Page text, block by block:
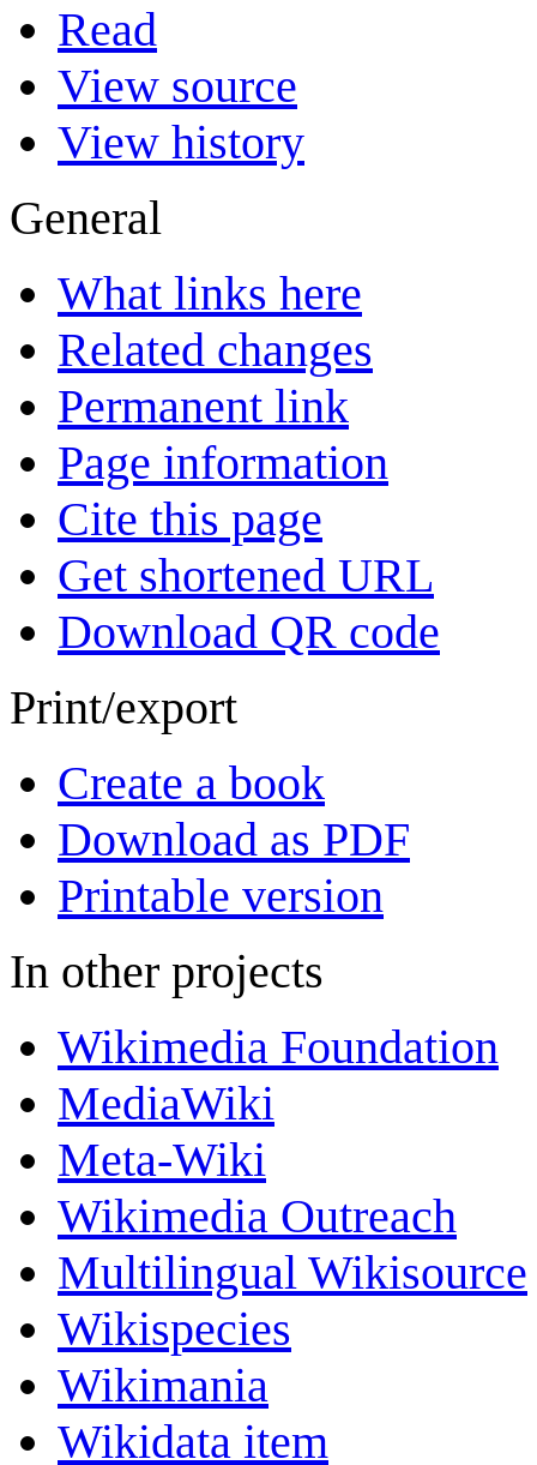
Read
View source
View history
General
What links here
Related changes
Permanent link
Page information
Cite this page
Get shortened URL
Download QR code
Print/export
Create a book
Download as PDF
Printable version
In other projects
Wikimedia Foundation
MediaWiki
Meta-Wiki
Wikimedia Outreach
Multilingual Wikisource
Wikispecies
Wikimania
Wikidata item